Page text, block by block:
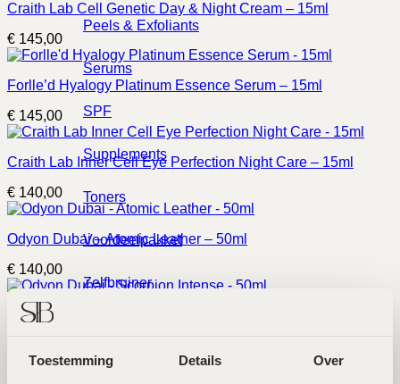
Toestemming Details Over
Peels & Exfoliants
Serums
SPF
Supplements
Toners
Voordeelpakket
Zelfbruiner
Craith Lab Cell Genetic Day & Night Cream – 15ml
€ 145,00
Forlle’d Hyalogy Platinum Essence Serum – 15ml
€ 145,00
Craith Lab Inner Cell Eye Perfection Night Care – 15ml
€ 140,00
Odyon Dubai – Atomic Leather – 50ml
€ 140,00
Odyon Dubai – Scorpion Intense – 50ml